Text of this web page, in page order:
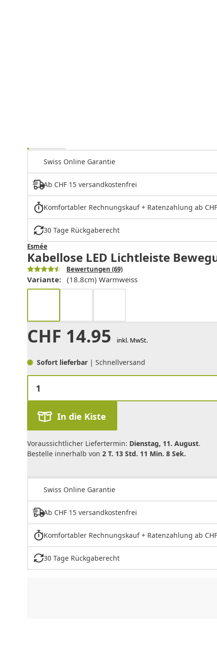
Swiss Online Garantie
Ab CHF 15 versandkostenfrei
Komfortabler Rechnungskauf + Ratenzahlung ab
30 Tage Rückgaberecht
Esmée
Kabellose LED Lichtleiste
Bewertungen (69)
Variante: (18.8cm) Warmweiss
CHF 14.95 inkl. MwSt.
Sofort lieferbar | Schnellversand
In die Kiste
Voraussichtlicher Liefertermin: Dienstag, 11. August.
Bestelle innerhalb von 2 T. 13 Std. 11 Min. 8 Sek.
Swiss Online Garantie
Ab CHF 15 versandkostenfrei
Komfortabler Rechnungskauf + Ratenzahlung ab
30 Tage Rückgaberecht